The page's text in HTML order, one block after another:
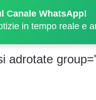
Canale WhatsApp!
in tempo reale e
adrotate